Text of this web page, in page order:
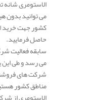
الاستومری
می توانید بدون
کشور جهت خرید
حاصل فرمایید.
می رسد و طی این
شرکت های
مناطق کشور